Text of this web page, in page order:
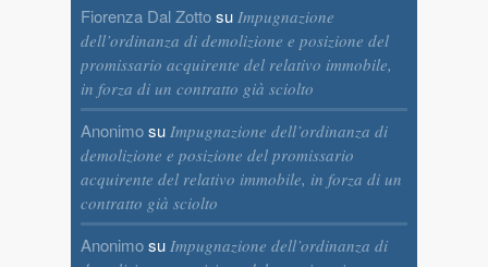
Fiorenza Dal Zottosu Impugnazione
dell’ordinanza di demolizione e posizione del
promissario acquirente del relativo immobile,
in forza di un contratto già sciolto
Anonimosu Impugnazione dell’ordinanza di
demolizione e posizione del promissario
acquirente del relativo immobile, in forza di un
contratto già sciolto
Anonimosu Impugnazione dell’ordinanza di